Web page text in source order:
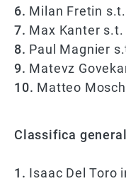
6. Milan Fretin s.t.
7. Max Kanter s.t.
8. Paul Magnier
9. Matevz
10. Matteo
Classifica
1. Isaac Del Toro